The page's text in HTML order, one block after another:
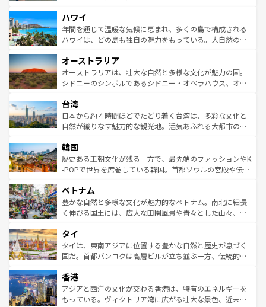
ば市内交通費無料で観光を楽しむこともできる。 なお、新
着のスイス情報はコンテンツ一覧 を参照してほしい。
のような巨大都市は、観光、ショッピング、エンターテイ
ンメントが詰まった刺激的なスポットだ。一方、アメリカ
西部には大自然が広がり、グランドキャニオンやイエロー
部のニューオーリンズでは、音楽と美食が融合した独特の
文化が魅力。旅行者はアメリカの各地域で異なる魅力を楽
しみながら、その多様性と豊かな歴史を感じることができ
ならではの贅沢な旅のスタイルだ。 なお、新着のアメリカ
情報はコンテンツ一覧を参照してほしい。
ハワイ
年間を通じて温暖な気候に恵まれ、多くの島で構成される
ハワイは、どの島も独自の魅力をもっている。大自然の神
ワイ島は見逃せない。また、定番の観光地といえばオアフ
島だが、静かな自然を求めるならマウイ島やカウアイ島が
おすすめ。エメラルドグリーンに輝く海をはじめ、豊かな
れるおもてなしの心で訪れる人々を迎えてくれるハワイの
人々、おいしいローカルフードやハワイアンミュージッ
ク、伝統的なフラダンスなど、すべてがハワイの魅力を彩
ワイを、存分に味わってほしい。 なお、新着のハワイ情報
はコンテンツ一覧を参照してほしい。
オーストラリア
オーストラリアは、壮大な自然と多様な文化が魅力の国。
シドニーのシンボルであるシドニー・オペラハウス、オー
リアリーフや大陸中央部にそびえるウルル（エアーズロッ
ク）、タスマニアの美しい原生林やケアンズの熱帯雨林な
ど、見どころがたくさん。また、カフェやワイン、オージ
いる。アクティビティも充実しており、サーフィンやダイ
ビング、ハイキングなど、アウトドア好きにはたまらな
い。オーストラリアの多彩な魅力を存分に味わいつくそ
参照してほしい。
台湾
日本から約４時間ほどでたどり着く台湾は、多彩な文化と
自然が織りなす魅力的な観光地。活気あふれる大都市の台
ン）、静ひつな山岳地帯である台湾東部など、都市の喧騒
と山間の静けさが共存しており、訪れる人に新しい発見と
驚きをもたらしてくれる。また、奥深い台湾の食文化も魅
容にもいいと評判のスイーツなど、バラエティ豊かな料理
が味わえる。 なお、新着の台湾情報は コンテンツ一覧を参
照してほしい。
韓国
歴史ある王朝文化が残る一方で、最先端のファッションやK
-POPで世界を席巻している韓国。首都ソウルの宮殿や伝統
き、地方に足を延ばせば四季折々の自然美を楽しむことが
できる。そして、キムチや焼肉、絶品のストリートフード
まで、さまざまな韓国料理が待っている。夜には、韓国な
リティに包まれながら、韓国の多彩な魅力を心ゆくまで味
わってみてほしい。 なお、新着の韓国情報はコンテンツ一
覧を参照してほしい。
ベトナム
豊かな自然と多様な文化が魅力的なベトナム。南北に細長
く伸びる国土には、広大な田園風景や青々とした山々、世
急速な発展と共に伝統が息づく。ハノイの古い町並みやホ
ーチミン市のフランス統治時代の建物も、独特の雰囲気を
醸し出している。また、バラエティの豊かさとおいしさで
とつ。フォーやバインミー、ベトナムコーヒーなどは、ぜ
ひ現地で味わいたい。どの地域を訪れてもあたたかい人々
が旅行者を迎えてくれるので、きっと忘れられない旅にな
タイ
タイは、東南アジアに位置する豊かな自然と歴史が息づく
国だ。首都バンコクは高層ビルが立ち並ぶ一方、伝統的な
の活気が交差している。北部ではチェンマイなどの山岳地
帯で自然と触れ合い、南部ではプーケットやクラビの美し
いビーチでリゾート気分を楽しむことができる。タイ料理
香港
アジアと西洋の文化が交わる香港は、特有のエネルギーを
もっている。ヴィクトリア湾に広がる壮大な景色、近未来